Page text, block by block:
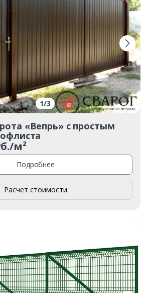
1/3
«Вепрь» с простым
м²
Подробнее
Расчет стоимости